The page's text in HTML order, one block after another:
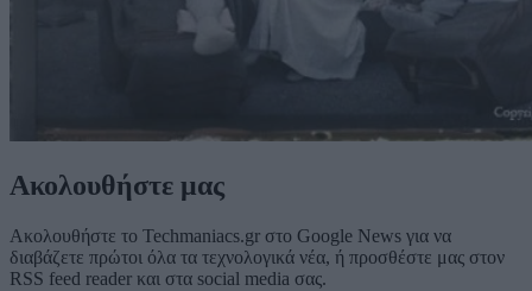
Ακολουθήστε μας
Ακολουθήστε το Techmaniacs.gr στο Google News για να
διαβάζετε πρώτοι όλα τα τεχνολογικά νέα, ή προσθέστε μας στον
RSS feed reader και στα social media σας.